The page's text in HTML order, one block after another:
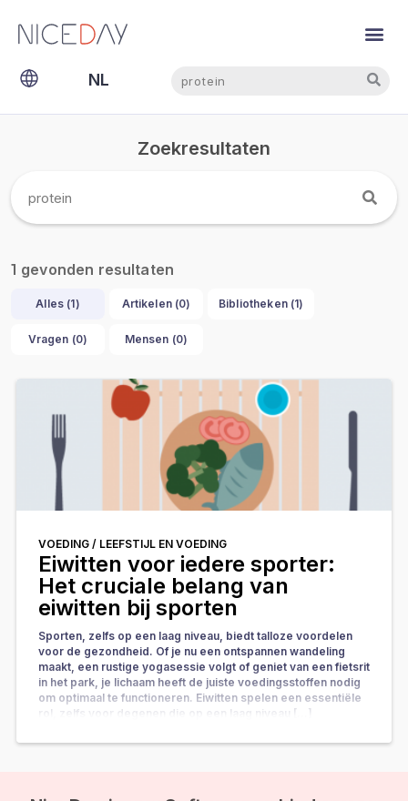
NL
EN
Zoekresultaten
1 gevonden resultaten
Alles (1) Artikelen (0) Bibliotheken (1)
Vragen (0) Mensen (0)
VOEDING / LEEFSTIJL EN VOEDING
Eiwitten voor iedere sporter:
Het cruciale belang van
eiwitten bij sporten
Sporten, zelfs op een laag niveau, biedt talloze voordelen
voor de gezondheid. Of je nu een ontspannen wandeling
maakt, een rustige yogasessie volgt of geniet van een fietsrit
in het park, je lichaam heeft de juiste voedingsstoffen nodig
om optimaal te functioneren. Eiwitten spelen een essentiële
rol, zelfs voor degenen die op een laag niveau […]